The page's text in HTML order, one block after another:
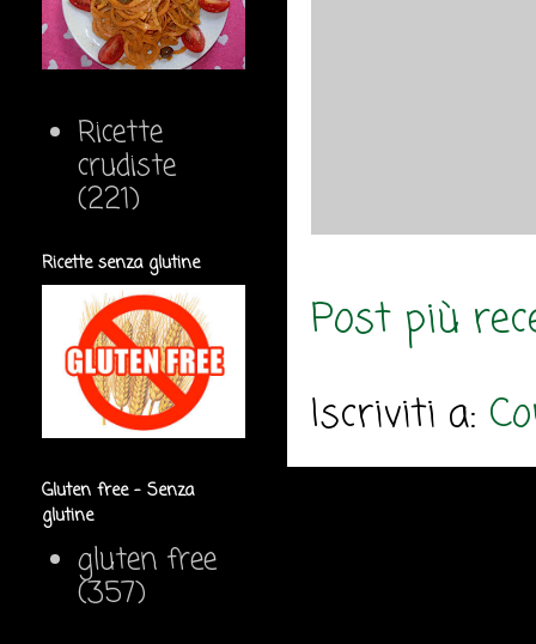
Post più
Iscriviti a:
Ricette
crudiste
(221)
Ricette senza glutine
Gluten free - Senza
glutine
gluten free
(357)